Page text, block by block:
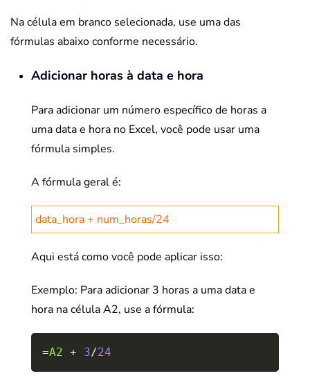
Na célula em branco selecionada, use uma das
fórmulas abaixo conforme necessário.
Adicionar horas à data e hora
Para adicionar um número específico de horas a
uma data e hora no Excel, você pode usar uma
fórmula simples.
A fórmula geral é:
data_hora + num_horas/24
Aqui está como você pode aplicar isso:
Exemplo: Para adicionar 3 horas a uma data e
hora na célula A2, use a fórmula:
=A2 + 3/24